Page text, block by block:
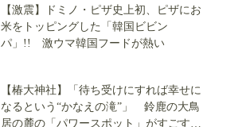
【激震】ドミノ・ピザ史上初、ピザにお
米をトッピングした「韓国ビビン
パ」!! 激ウマ韓国フードが熱い
【椿大神社】「待ち受けにすれば幸せに
なるという“かなえの滝”」 鈴鹿の大鳥
居の麓の「パワースポット」がすごすぎ